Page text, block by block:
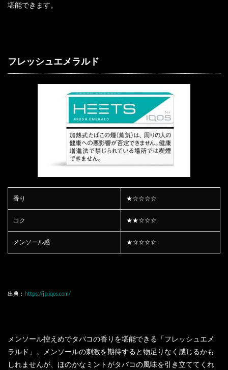
堪能できます。
フレッシュエメラルド
香り ★☆☆☆☆
コク ★★☆☆☆
メンソール感 ★☆☆☆☆
出典： https://jp.iqos.com/
メンソール控えめでタバコの香りを堪能できる「フレッシュエメ
ラルド」。メンソールの刺激を期待すると物足りなく感じるかも
しれませんが、ほのかなミントがタバコの風味を引き立ててくれ